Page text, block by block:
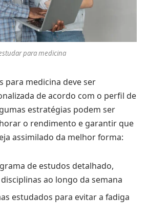
para medicina
para medicina deve ser
de acordo com o perfil de
estratégias podem ser
o rendimento e garantir que
assimilado da melhor forma:
de estudos detalhado,
ao longo da semana
estudados para evitar a fadiga